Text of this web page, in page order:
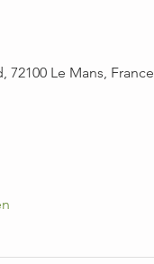
72100 Le Mans, France